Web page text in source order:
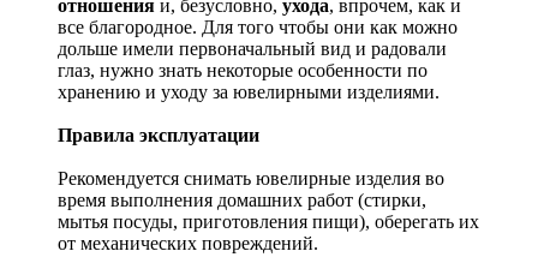
отношения и, безусловно, ухода, впрочем, как и
все благородное. Для того чтобы они как можно
дольше имели первоначальный вид и радовали
глаз, нужно знать некоторые особенности по
хранению и уходу за ювелирными изделиями.
Правила эксплуатации
Рекомендуется снимать ювелирные изделия во
время выполнения домашних работ (стирки,
мытья посуды, приготовления пищи), оберегать их
от механических повреждений.